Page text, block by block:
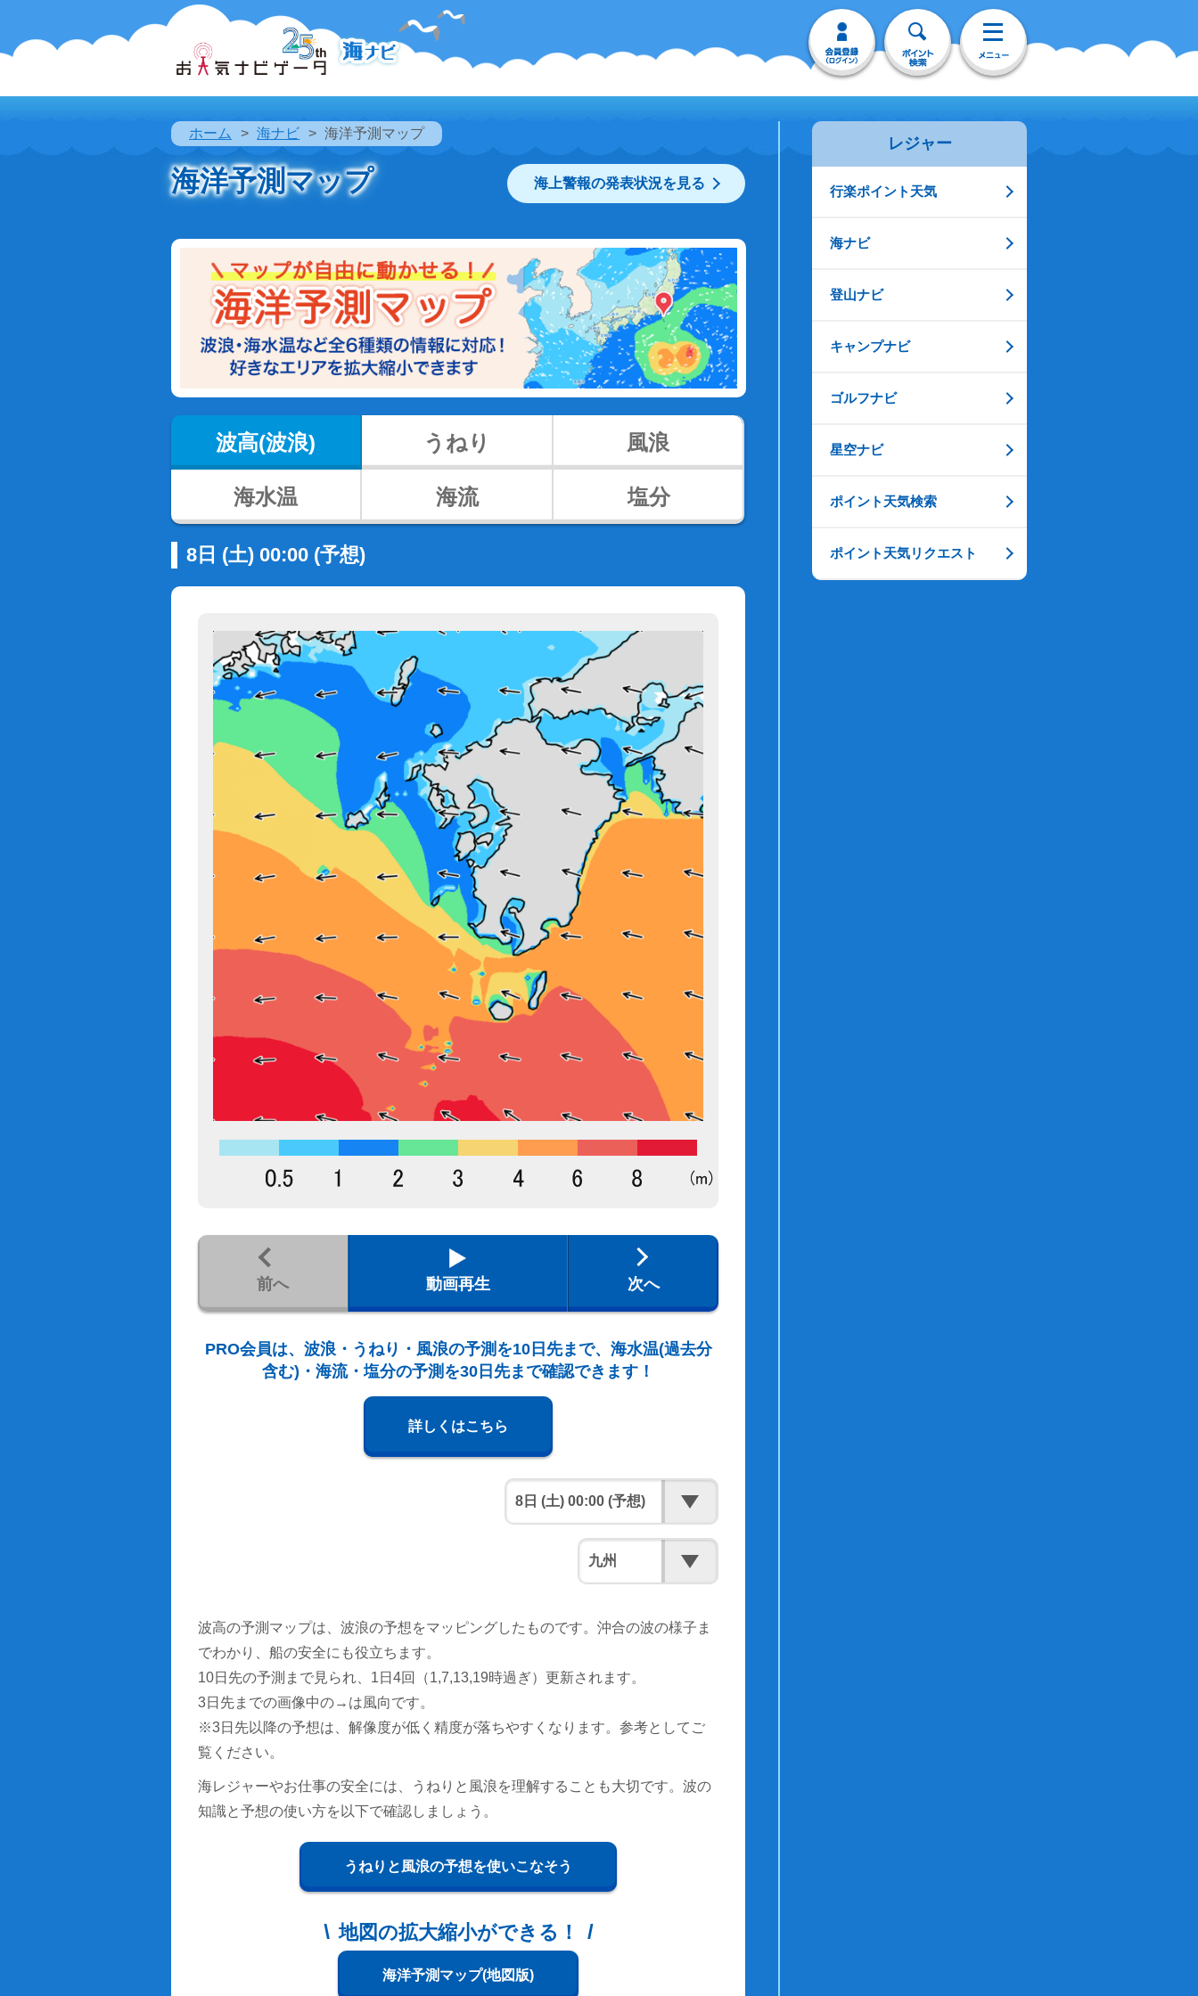
ホーム 海ナビ 海洋予測マップ
海洋予測マップ 海上警報の発表状況を見る
波高(波浪) うねり 風浪
海水温 海流 塩分
8日 (土) 00:00 (予想)
前へ 動画再生 次へ
PRO会員は、波浪・うねり・風浪の予測を10日先まで、海水温(過去分
含む)・海流・塩分の予測を30日先まで確認できます！
詳しくはこちら
波高の予測マップは、波浪の予想をマッピングしたものです。沖合の波の様子ま
でわかり、船の安全にも役立ちます。
10日先の予測まで見られ、1日4回（1,7,13,19時過ぎ）更新されます。
3日先までの画像中の→は風向です。
※3日先以降の予想は、解像度が低く精度が落ちやすくなります。参考としてご
覧ください。
海レジャーやお仕事の安全には、うねりと風浪を理解することも大切です。波の
知識と予想の使い方を以下で確認しましょう。
うねりと風浪の予想を使いこなそう
地図の拡大縮小ができる！
海洋予測マップ(地図版)
レジャー
行楽ポイント天気
海ナビ
登山ナビ
キャンプナビ
ゴルフナビ
星空ナビ
ポイント天気検索
ポイント天気リクエスト